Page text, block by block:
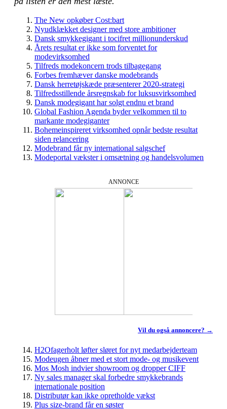
The New opkøber Cost:bart
Nyudklækket designer med store ambitioner
Dansk smykkegigant i tocifret millionunderskud
Årets resultat er ikke som forventet for
modevirksomhed
Tilfreds modekoncern trods tilbagegang
Forbes fremhæver danske modebrands
Dansk herretøjskæde præsenterer 2020-strategi
Tilfredsstillende årsregnskab for luksusvirksomhed
Dansk modegigant har solgt endnu et brand
Global Fashion Agenda byder velkommen til to
markante modegiganter
Bohemeinspireret virksomhed opnår bedste resultat
siden relancering
Modebrand får ny international salgschef
Modeportal vækster i omsætning og handelsvolumen
ANNONCE
Vil du også annoncere? →
H2Ofagerholt løfter sløret for nyt medarbejderteam
Modeugen åbner med et stort mode- og musikevent
Mos Mosh indvier showroom og dropper CIFF
Ny sales manager skal forbedre smykkebrands
internationale position
Distributør kan ikke opretholde vækst
Plus size-brand får en søster